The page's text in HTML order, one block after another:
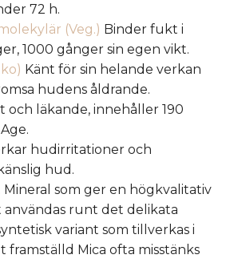
72 h.
(Veg.) Binder fukt i
1000 gånger sin egen vikt.
Känt för sin helande verkan
hudens åldrande.
och läkande, innehåller 190
hudirritationer och
hud.
Mineral som ger en högkvalitativ
användas runt det delikata
variant som tillverkas i
framställd Mica ofta misstänks